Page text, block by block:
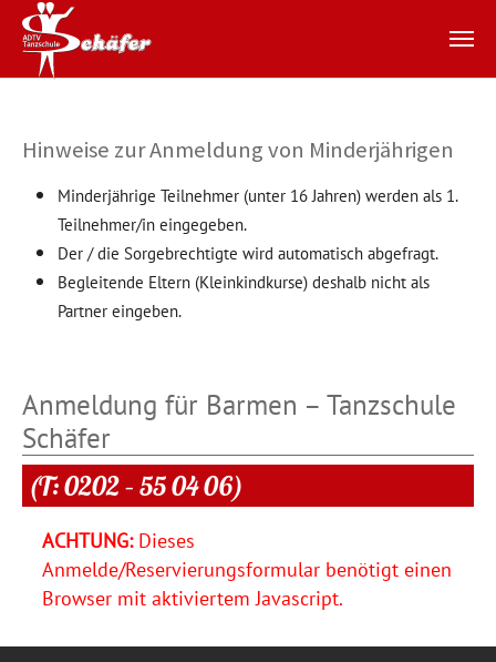
Hinweise zur Anmeldung von Minderjährigen
Minderjährige Teilnehmer (unter 16 Jahren) werden als 1.
Teilnehmer/in eingegeben.
Der / die Sorgebrechtigte wird automatisch abgefragt.
Begleitende Eltern (Kleinkindkurse) deshalb nicht als
Partner eingeben.
Anmeldung für Barmen – Tanzschule
Schäfer
(T: 0202 – 55 04 06)
ACHTUNG:Dieses
Anmelde/Reservierungsformular benötigt einen
Browser mit aktiviertem Javascript.